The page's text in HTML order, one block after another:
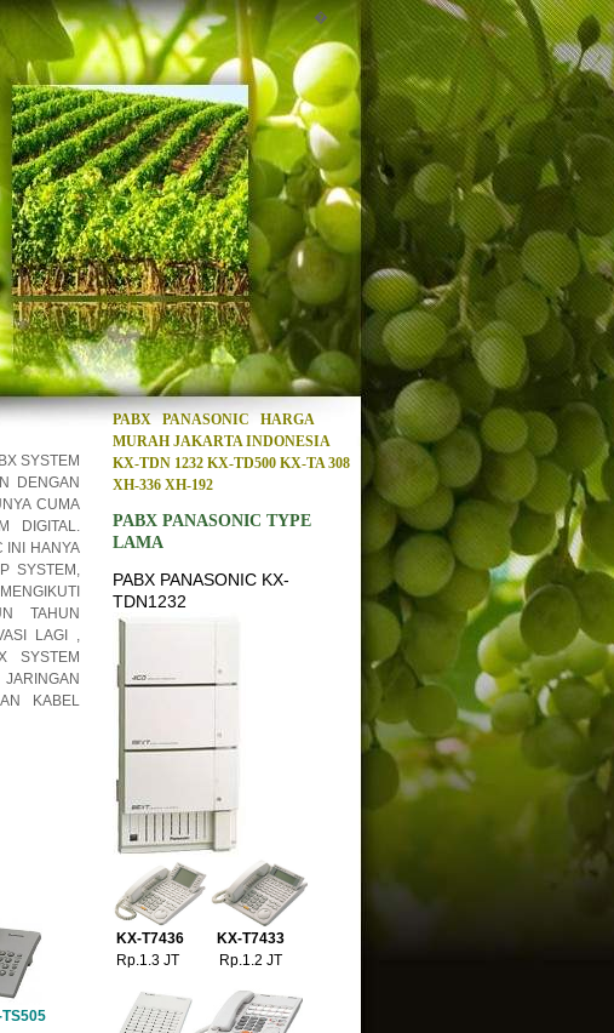
�
SYSTEM
DENGAN
CUMA
DIGITAL.
INI HANYA
SYSTEM,
TAHUN
LAGI ,
SYSTEM
KABEL
TS505
PABX PANASONIC HARGA
MURAH JAKARTA INDONESIA
KX-TDN 1232 KX-TD500 KX-TA 308
XH-336 XH-192
PABX PANASONIC TYPE
LAMA
PABX PANASONIC KX-
TDN1232
KX-T7436 KX-T7433
Rp.1.3 JT Rp.1.2 JT